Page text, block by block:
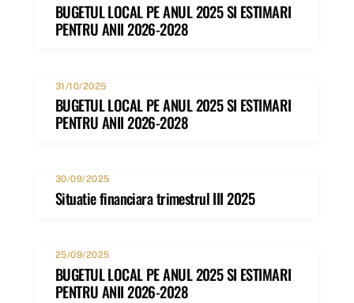
BUGETUL LOCAL PE ANUL 2025 SI ESTIMARI
PENTRU ANII 2026-2028
31/10/2025
BUGETUL LOCAL PE ANUL 2025 SI ESTIMARI
PENTRU ANII 2026-2028
30/09/2025
Situatie financiara trimestrul III 2025
25/09/2025
BUGETUL LOCAL PE ANUL 2025 SI ESTIMARI
PENTRU ANII 2026-2028